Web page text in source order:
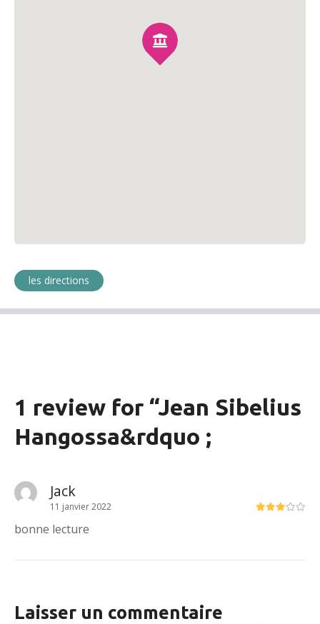
les directions
1 review for “Jean Sibelius
Hangossa&rdquo ;
Jack
11 janvier 2022
bonne lecture
Laisser un commentaire